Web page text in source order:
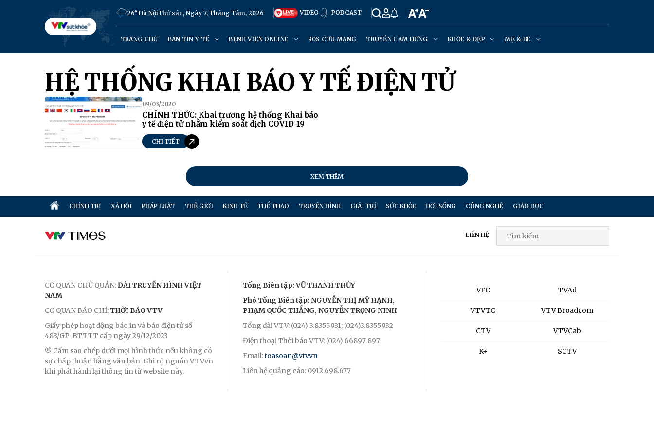
26° Hà NộiThứ sáu, Ngày 7, Tháng Tám, 2026 VIDEO PODCAST
TRANG CHỦ BẢN TIN Y TẾ BỆNH VIỆN ONLINE 90S CỨU MẠNG TRUYỀN CẢM HỨNG KHỎE & ĐẸP MẸ & BÉ
HỆ THỐNG KHAI BÁO Y TẾ ĐIỆN TỬ
09/03/2020
CHÍNH THỨC: Khai trương hệ thống Khai báo
y tế điện tử nhằm kiểm soát dịch COVID-19
CHI TIẾT
XEM THÊM
CHÍNH TRỊ XÃ HỘI PHÁP LUẬT THẾ GIỚI KINH TẾ THỂ THAO TRUYỀN HÌNH GIẢI TRÍ SỨC KHỎE ĐỜI SỐNG CÔNG NGHỆ GIÁO DỤC
LIÊN HỆ
CƠ QUAN CHỦ QUẢN:ĐÀI TRUYỀN HÌNH VIỆT
NAM
CƠ QUAN BÁO CHÍ:THỜI BÁO VTV
Giấy phép hoạt động báo in và báo điện tử số
483/GP-BTTTT cấp ngày 29/12/2023
® Cấm sao chép dưới mọi hình thức nếu không có
sự chấp thuận bằng văn bản. Ghi rõ nguồn VTV.vn
khi phát hành lại thông tin từ website này.
Tổng Biên tập: VŨ THANH THỦY
Phó Tổng Biên tập: NGUYỄN THỊ MỸ HẠNH,
PHẠM QUỐC THẮNG, NGUYỄN TRỌNG NINH
Tổng đài VTV: (024) 3.8355931; (024)3.8355932
Điện thoại Thời báo VTV: (024) 66897 897
Email:toasoan@vtv.vn
Liên hệ quảng cáo: 0912.698.677
VFC
VTVTC
CTV
K+
TVAd
VTV Broadcom
VTVCab
SCTV